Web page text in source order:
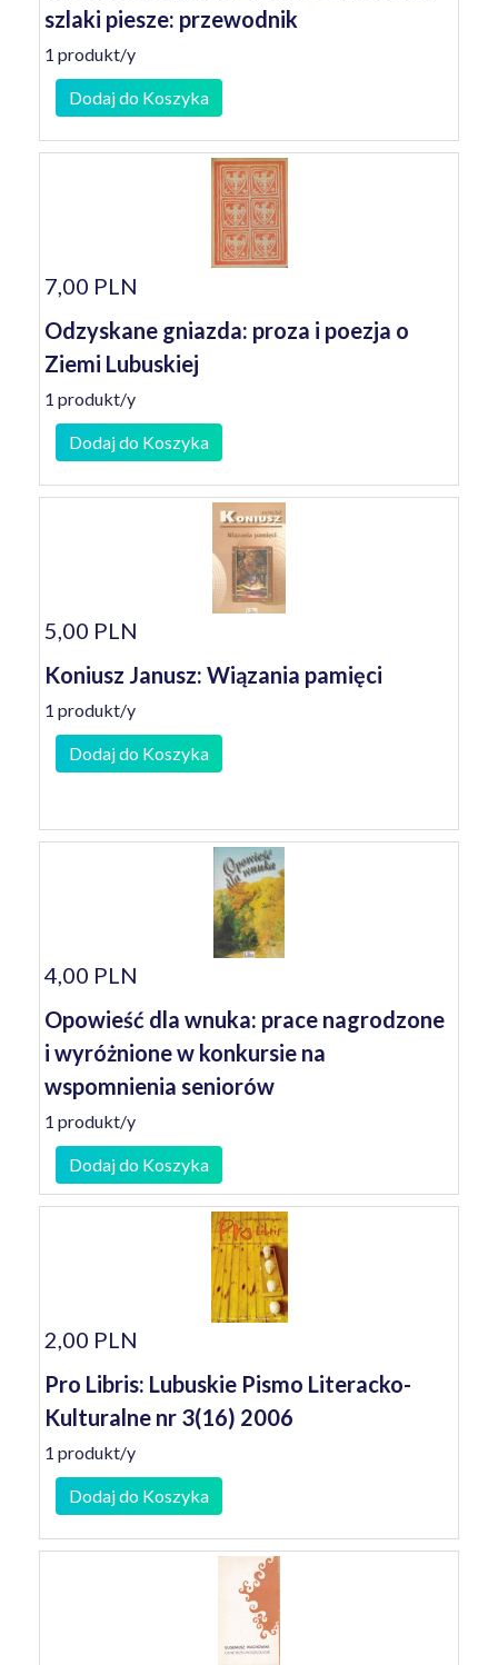
szlaki piesze: przewodnik
1 produkt/y
Dodaj do Koszyka
7,00 PLN
Odzyskane gniazda: proza i poezja o
Ziemi Lubuskiej
1 produkt/y
Dodaj do Koszyka
5,00 PLN
Koniusz Janusz: Wiązania pamięci
1 produkt/y
Dodaj do Koszyka
4,00 PLN
Opowieść dla wnuka: prace nagrodzone
i wyróżnione w konkursie na
wspomnienia seniorów
1 produkt/y
Dodaj do Koszyka
2,00 PLN
Pro Libris: Lubuskie Pismo Literacko-
Kulturalne nr 3(16) 2006
1 produkt/y
Dodaj do Koszyka